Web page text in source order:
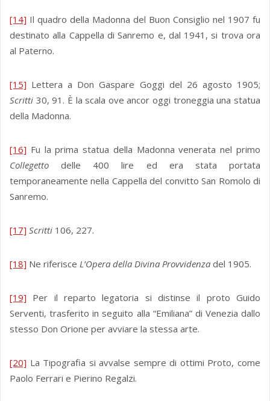
[14] Il quadro della Madonna del Buon Consiglio nel 1907 fu
destinato alla Cappella di Sanremo e, dal 1941, si trova ora
al Paterno.
[15] Lettera a Don Gaspare Goggi del 26 agosto 1905;
Scritti 30, 91. È la scala ove ancor oggi troneggia una statua
della Madonna.
[16] Fu la prima statua della Madonna venerata nel primo
Collegetto delle 400 lire ed era stata portata
temporaneamente nella Cappella del convitto San Romolo di
Sanremo.
[17] Scritti 106, 227.
[18] Ne riferisce L’Opera della Divina Provvidenza del 1905.
[19] Per il reparto legatoria si distinse il proto Guido
Serventi, trasferito in seguito alla “Emiliana” di Venezia dallo
stesso Don Orione per avviare la stessa arte.
[20] La Tipografia si avvalse sempre di ottimi Proto, come
Paolo Ferrari e Pierino Regalzi.